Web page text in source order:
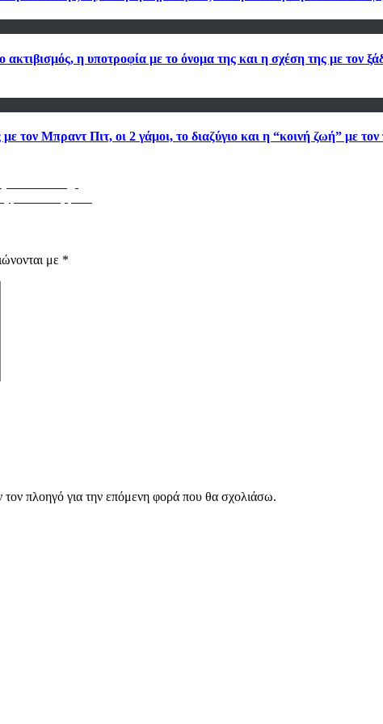
η υποτροφία με το όνομα της και η σχέση της με τον
τον Μπραντ Πιτ, οι 2 γάμοι, το διαζύγιο και η “κοινή ζωή” με
με *
πλοηγό για την επόμενη φορά που θα σχολιάσω.